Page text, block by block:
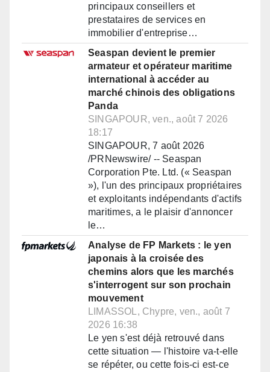
principaux conseillers et
prestataires de services en
immobilier d'entreprise…
Seaspan devient le premier
armateur et opérateur maritime
international à accéder au
marché chinois des obligations
Panda
SINGAPOUR, ven., août 7 2026
18:17
SINGAPOUR, 7 août 2026
/PRNewswire/ -- Seaspan
Corporation Pte. Ltd. (« Seaspan
»), l'un des principaux propriétaires
et exploitants indépendants d'actifs
maritimes, a le plaisir d'annoncer
le…
Analyse de FP Markets : le yen
japonais à la croisée des
chemins alors que les marchés
s'interrogent sur son prochain
mouvement
LIMASSOL, Chypre, ven., août 7
2026 16:38
Le yen s'est déjà retrouvé dans
cette situation — l'histoire va-t-elle
se répéter, ou cette fois-ci est-ce